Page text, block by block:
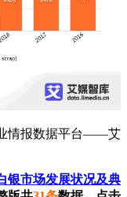
情报数据平台——艾
银市场发展状况及典